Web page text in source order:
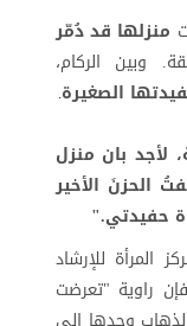
منزلها قد دُمّر
وبين الركام،
الصغيرة.
لأجد بان منزل
الحزنَ الأخير
حفيدتي."
المرأة للإرشاد
راوية "تعرضت